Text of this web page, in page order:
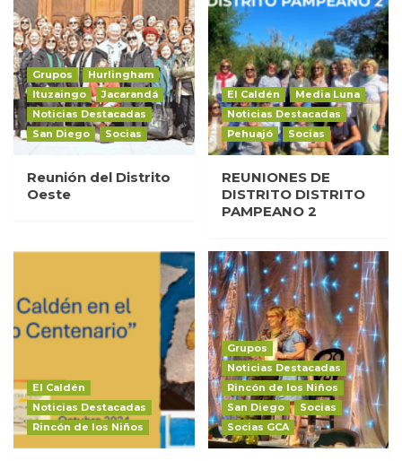
Grupos
Hurlingham
Ituzaingo
Jacarandá
Noticias Destacadas
San Diego
Socias
Reunión del Distrito
Oeste
El Caldén
Media Luna
Noticias Destacadas
Pehuajó
Socias
REUNIONES DE
DISTRITO DISTRITO
PAMPEANO 2
El Caldén
Noticias Destacadas
Rincón de los Niños
Grupos
Noticias Destacadas
Rincón de los Niños
San Diego
Socias
Socias GCA